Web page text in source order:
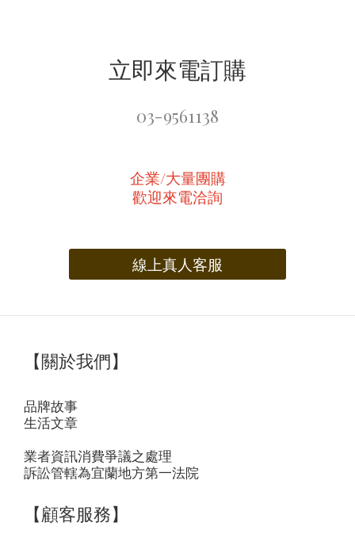
立即來電訂購
03-9561138
企業/大量團購
歡迎來電洽詢
線上真人客服
【關於我們】
品牌故事
生活文章
業者資訊消費爭議之處理
訴訟管轄為宜蘭地方第一法院
【顧客服務】